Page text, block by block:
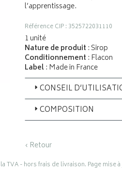
l’apprentissage.
Référence CIP : 3525722031110
1 unité
Nature de produit : Sirop
Conditionnement : Flacon
Label: Made in France
CONSEIL
COMPOSITION
‹ Retour
TVA - hors frais de livraison. Page mise